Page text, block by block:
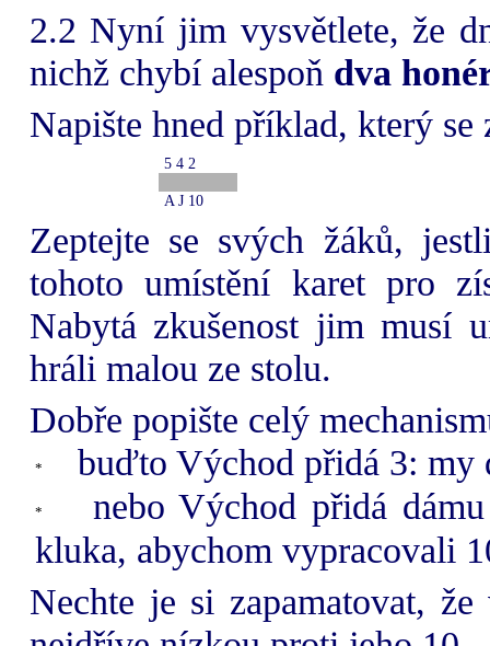
2.2 Nyní jim vysvětlete, že
nichž chybí alespoň dva
Napište hned příklad, který
5 4 2
A J 10
Zeptejte se svých žáků,
tohoto umístění karet pro
Nabytá zkušenost jim musí
hráli malou ze stolu.
Dobře popište celý
buďto Východ přidá 3: my
nebo Východ přidá
kluka, abychom vypracovali
Nechte je si zapamatovat,